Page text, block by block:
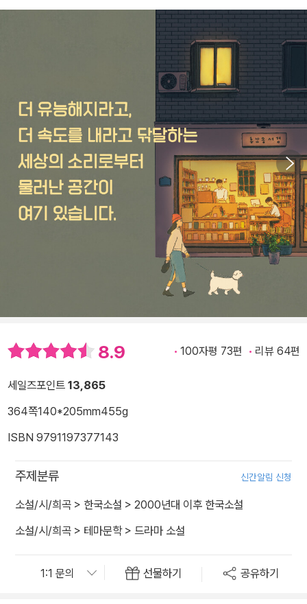
8.9 100자평 73편 리뷰 64편
세일즈포인트 13,865
364쪽140*205mm455g
ISBN 9791197377143
주제분류 신간알림 신청
소설/시/희곡 > 한국소설 > 2000년대 이후 한국소설
소설/시/희곡 > 테마문학> 드라마 소설
선물하기 공유하기